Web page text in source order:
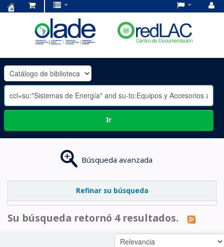
OLADE
-
Ir
Búsqueda avanzada
Refinar su búsqueda
Su búsqueda retornó 4 resultados.